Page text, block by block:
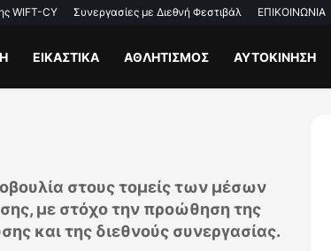
WIFT-CY Συνεργασίες με Διεθνή Φεστιβάλ ΕΠΙΚΟΙΝΩΝΙΑ
ΕΙΚΑΣΤΙΚΑ ΑΘΛΗΤΙΣΜΟΣ ΑΥΤΟΚΙΝΗΣΗ
στους τομείς των μέσων
με στόχο την προώθηση της
και της διεθνούς συνεργασίας.